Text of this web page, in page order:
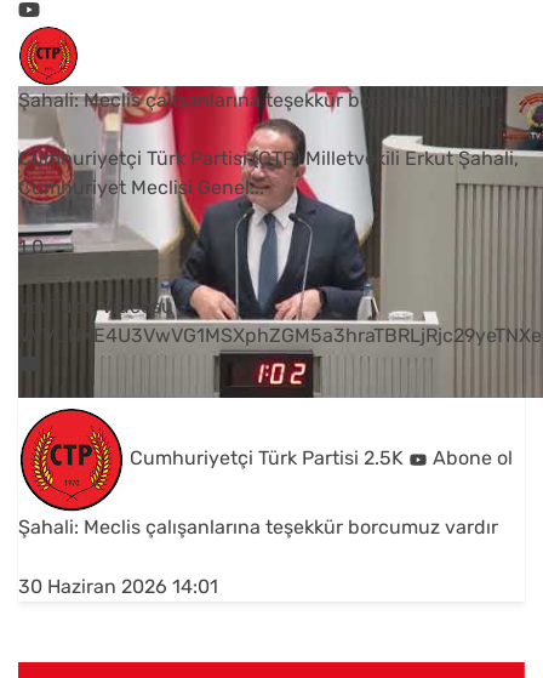
Şahali: Meclis çalışanlarına teşekkür borcumuz vardır
Cumhuriyetçi Türk Partisi (CTP) Milletvekili Erkut Şahali,
Cumhuriyet Meclisi Genel...
1 0
YouTube Videosu
Cumhuriyetçi Türk Partisi 2.5K Abone ol
Şahali: Meclis çalışanlarına teşekkür borcumuz vardır
30 Haziran 2026 14:01